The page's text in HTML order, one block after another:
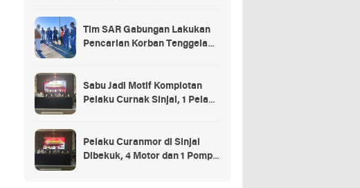
Tim SAR Gabungan Lakukan
Pencarian Korban Tenggelam
Sabu Jadi Motif Komplotan
Pelaku Curnak Sinjai, 1 Pelaku
Pelaku Curanmor di Sinjai
Dibekuk, 4 Motor dan 1 Pompa